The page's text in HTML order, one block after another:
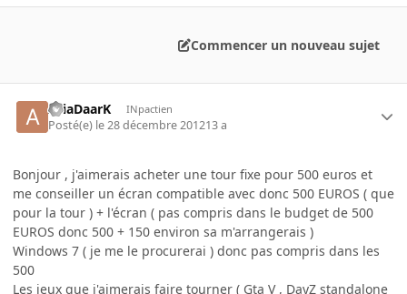
Commencer un nouveau sujet
AriaDaarK INpactien
Posté(e) le 28 décembre 201213 a
Bonjour , j'aimerais acheter une tour fixe pour 500 euros et
me conseiller un écran compatible avec donc 500 EUROS ( que
pour la tour ) + l'écran ( pas compris dans le budget de 500
EUROS donc 500 + 150 environ sa m'arrangerais )
Windows 7 ( je me le procurerai ) donc pas compris dans les
500
Les jeux que j'aimerais faire tourner ( Gta V , DayZ standalone